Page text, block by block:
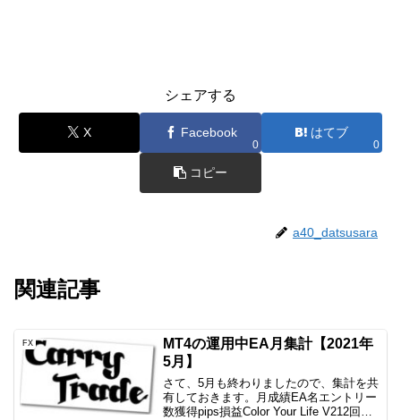
シェアする
X Facebook
0
はてブ
0
コピー
a40_datsusara
関連記事
FX
MT4の運用中EA月集計【2021年
5月】
さて、5月も終わりましたので、集計を共
有しておきます。月成績EA名エントリー
数獲得pips損益Color Your Life V212回